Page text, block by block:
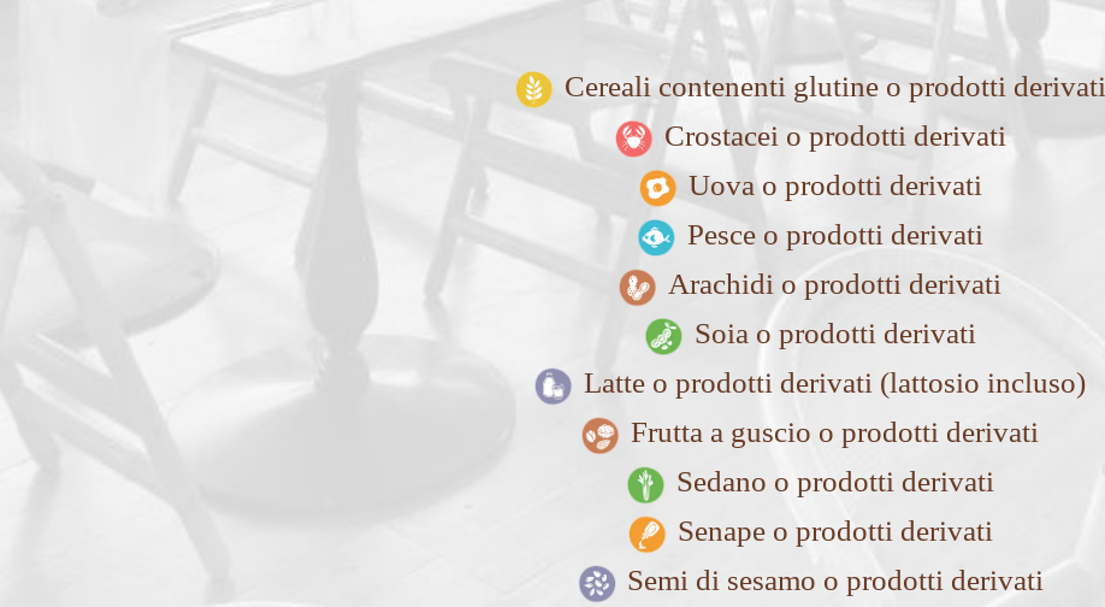
Cereali contenenti glutine o prodotti derivati
Crostacei o prodotti derivati
Uova o prodotti derivati
Pesce o prodotti derivati
Arachidi o prodotti derivati
Soia o prodotti derivati
Latte o prodotti derivati (lattosio incluso)
Frutta a guscio o prodotti derivati
Sedano o prodotti derivati
Senape o prodotti derivati
Semi di sesamo o prodotti derivati